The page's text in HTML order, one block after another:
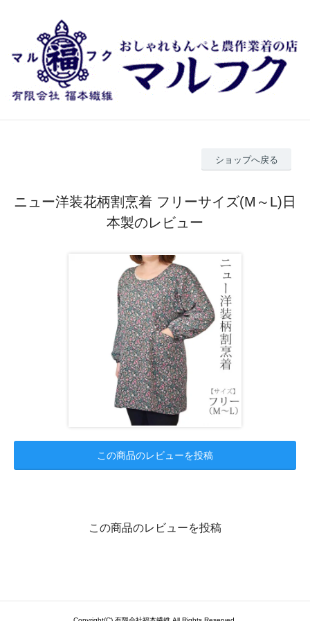
ショップへ戻る
ニュー洋装花柄割烹着 フリーサイズ(M～L)日
本製のレビュー
この商品のレビューを投稿
この商品のレビューを投稿